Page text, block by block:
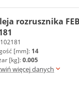
rozrusznika
[mm]: 14
[kg]:0.005
więcej danych